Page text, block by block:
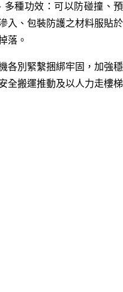
多種功效：可以防碰撞、預
入、包裝防護之材料服貼於
落。
各別緊繫捆綁牢固，加強穩
全搬運推動及以人力走樓梯